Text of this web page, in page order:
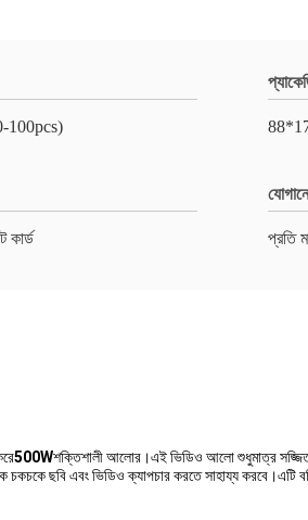
100pcs)
কার্ড প্রতি
500Wশক্তিশালী আলোর।এই ভিডিও আলো শুধুমাত্র সজ্জিত
ছবি এবং ভিডিও ক্যাপচার করতে সাহায্য করবে।এটি